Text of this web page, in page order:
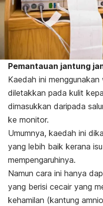
Pemantauan jantung
Kaedah ini menggunakan
diletakkan pada kulit
dimasukkan daripada
ke monitor.
Umumnya, kaedah ini
yang lebih baik kerana
mempengaruhinya.
Namun cara ini hanya
yang berisi cecair yang
kehamilan (kantung